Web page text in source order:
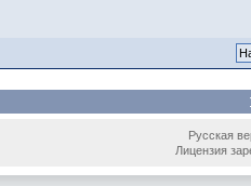
Русская
Лицензия